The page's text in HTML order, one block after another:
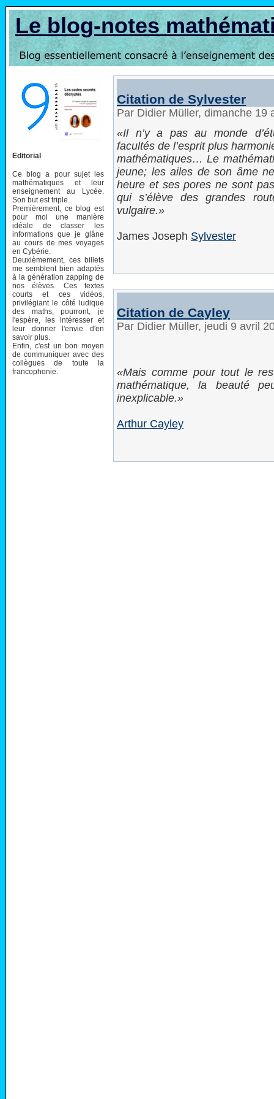
Le blog-notes
Editorial
Ce blog a pour sujet les
mathématiques et leur
enseignement au Lycée.
Son but est triple.
Premièrement, ce blog est
pour moi une manière
idéale de classer les
informations que je glâne
au cours de mes voyages
en Cybérie.
Deuxièmement, ces billets
me semblent bien adaptés
à la génération zapping de
nos élèves. Ces textes
courts et ces vidéos,
privilégiant le côté ludique
des maths, pourront, je
l'espère, les intéresser et
leur donner l'envie d'en
savoir plus.
Enfin, c'est un bon moyen
de communiquer avec des
collègues de toute la
francophonie.
Citation de Sylvester
Par Didier Müller, dimanche 19
Il n’y a pas au monde
facultés de l’esprit plus
mathématiques… Le
jeune; les ailes de son âme
heure et ses pores ne sont
qui s’élève des grandes
vulgaire.
James Joseph Sylvester
Citation de Cayley
Par Didier Müller, jeudi 9 avril
Mais comme pour tout le
mathématique, la beauté
inexplicable.
Arthur Cayley